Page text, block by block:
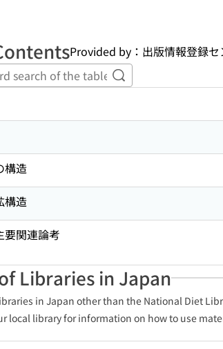
Provided by：出版情報登録セ
Perform keyword
造
造
関連論考
Libraries in Japan
in Japan other than the National Diet
local library for information on how to use